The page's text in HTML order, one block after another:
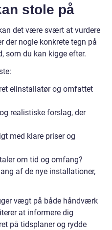
stole på
det være svært at vurdere
der nogle konkrete tegn på
som du kan kigge efter.
elinstallatør og omfattet
realistiske forslag, der
med klare priser og
om tid og omfang?
af de nye installationer,
vægt på både håndværk
at informere dig
på tidsplaner og rydde